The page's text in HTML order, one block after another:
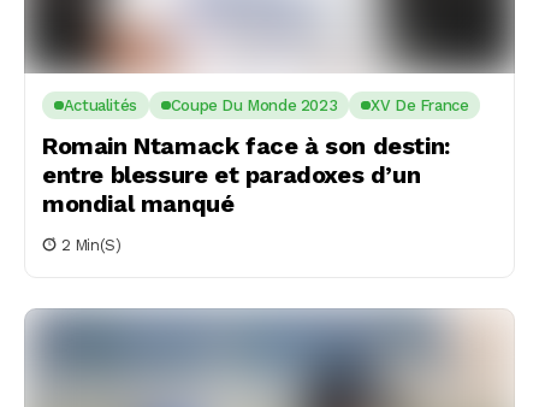
Actualités Coupe Du Monde 2023 XV De France
Romain Ntamack face à son destin:
entre blessure et paradoxes d’un
mondial manqué
2 Min(s)